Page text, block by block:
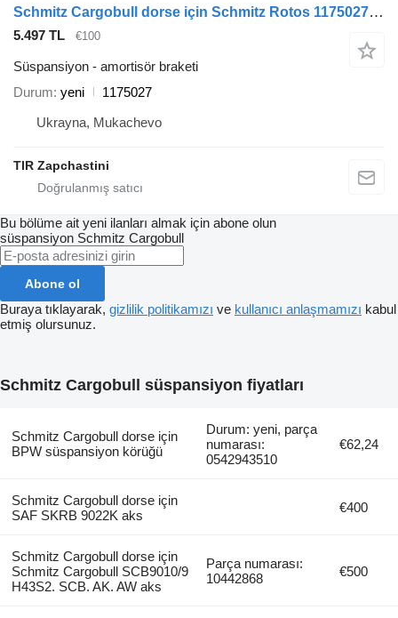
Schmitz Cargobull dorse için Schmitz Rotos 1175027 amortisör braketi
5.497 TL €100
Süspansiyon - amortisör braketi
Durum yeni
1175027
Ukrayna, Mukachevo
TIR Zapchastini
Bu bölüme ait yeni ilanları almak için abone olun
süspansiyon Schmitz Cargobull
Abone ol
Buraya tıklayarak, gizlilik politikamızı ve kullanıcı anlaşmamızı kabul
etmiş olursunuz.
Schmitz Cargobull süspansiyon fiyatları
Schmitz Cargobull dorse için
BPW süspansiyon körüğü
Durum: yeni, parça
numarası:
0542943510
€62,24
Schmitz Cargobull dorse için
SAF SKRB 9022K aks
€400
Schmitz Cargobull dorse için
Schmitz Cargobull SCB9010/9
H43S2. SCB. AK. AW aks
Parça numarası:
10442868
€500